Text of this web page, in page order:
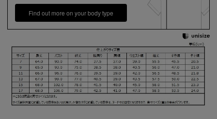
Find out more on your body type